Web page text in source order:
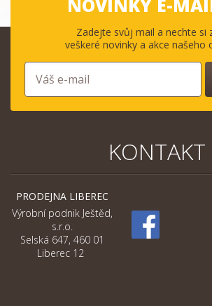
NOVINKY E-
Zadejte svůj mail a nechte si
veškeré novinky a akce našeho
KONTAKT
PRODEJNA LIBEREC
Výrobní podnik Ještěd,
s.r.o.
Selská 647, 460 01
Liberec 12